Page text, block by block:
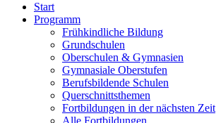
Start
Programm
Frühkindliche Bildung
Grundschulen
Oberschulen & Gymnasien
Gymnasiale Oberstufen
Berufsbildende Schulen
Querschnittsthemen
Fortbildungen in der nächsten Zeit
Alle Fortbildungen